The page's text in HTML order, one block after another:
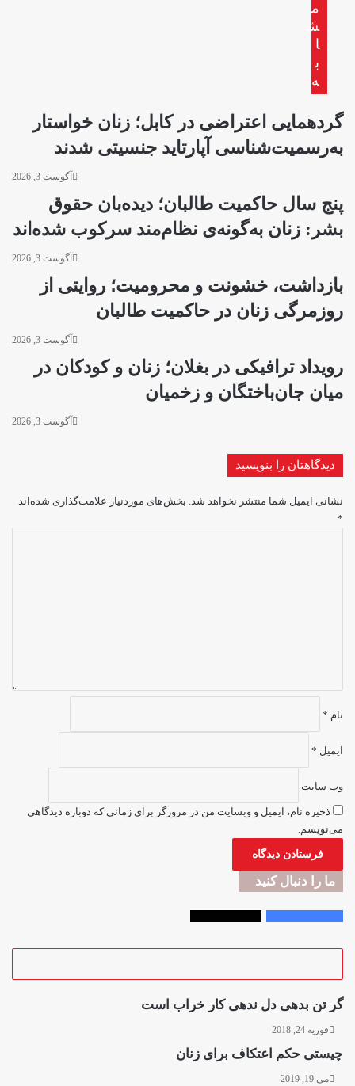
م
ش
ا
ب
ه
گردهمایی اعتراضی در کابل؛ زنان خواستار
به‌رسمیت‌شناسی آپارتاید جنسیتی شدند
آگوست 3, 2026
پنج سال حاکمیت طالبان؛ دیده‌بان حقوق
بشر: زنان به‌گونه‌ی نظام‌مند سرکوب شده‌اند
آگوست 3, 2026
بازداشت، خشونت و محرومیت؛ روایتی از
روزمرگی زنان در حاکمیت طالبان
آگوست 3, 2026
رویداد ترافیکی در بغلان؛ زنان و کودکان در
میان جان‌باختگان و زخمیان
آگوست 3, 2026
دیدگاهتان را بنویسید
نشانی ایمیل شما منتشر نخواهد شد. بخش‌های موردنیاز علامت‌گذاری شده‌اند
*
نام *
ایمیل *
وب‌ سایت
ذخیره نام، ایمیل و وبسایت من در مرورگر برای زمانی که دوباره دیدگاهی
می‌نویسم.
ما را دنبال کنید
گر تن بدهی دل ندهی کار خراب است
فوریه 24, 2018
چیستی حکم اعتکاف برای زنان
می 19, 2019